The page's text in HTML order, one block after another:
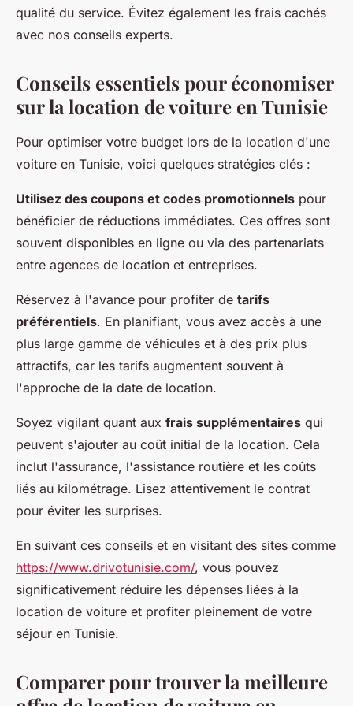
qualité du service. Évitez également les frais cachés
avec nos conseils experts.
Conseils essentiels pour économiser
sur la location de voiture en Tunisie
Pour optimiser votre budget lors de la location d'une
voiture en Tunisie, voici quelques stratégies clés :
Utilisez des coupons et codes promotionnels pour
bénéficier de réductions immédiates. Ces offres sont
souvent disponibles en ligne ou via des partenariats
entre agences de location et entreprises.
Réservez à l'avance pour profiter de tarifs
préférentiels. En planifiant, vous avez accès à une
plus large gamme de véhicules et à des prix plus
attractifs, car les tarifs augmentent souvent à
l'approche de la date de location.
Soyez vigilant quant aux frais supplémentaires qui
peuvent s'ajouter au coût initial de la location. Cela
inclut l'assurance, l'assistance routière et les coûts
liés au kilométrage. Lisez attentivement le contrat
pour éviter les surprises.
En suivant ces conseils et en visitant des sites comme
https://www.drivotunisie.com/, vous pouvez
significativement réduire les dépenses liées à la
location de voiture et profiter pleinement de votre
séjour en Tunisie.
Comparer pour trouver la meilleure